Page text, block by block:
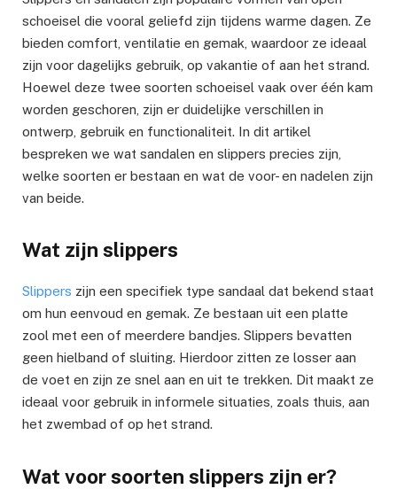
schoeisel die vooral geliefd zijn tijdens warme dagen. Ze
bieden comfort, ventilatie en gemak, waardoor ze ideaal
zijn voor dagelijks gebruik, op vakantie of aan het strand.
Hoewel deze twee soorten schoeisel vaak over één kam
worden geschoren, zijn er duidelijke verschillen in
ontwerp, gebruik en functionaliteit. In dit artikel
bespreken we wat sandalen en slippers precies zijn,
welke soorten er bestaan en wat de voor- en nadelen zijn
van beide.
Wat zijn slippers
Slippers zijn een specifiek type sandaal dat bekend staat
om hun eenvoud en gemak. Ze bestaan uit een platte
zool met een of meerdere bandjes. Slippers bevatten
geen hielband of sluiting. Hierdoor zitten ze losser aan
de voet en zijn ze snel aan en uit te trekken. Dit maakt ze
ideaal voor gebruik in informele situaties, zoals thuis, aan
het zwembad of op het strand.
Wat voor soorten slippers zijn er?